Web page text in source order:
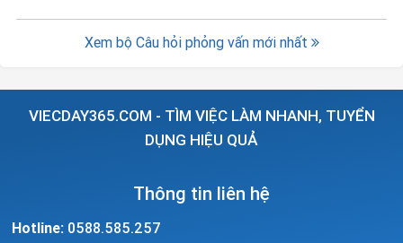
Xem bộ Câu hỏi phỏng vấn mới nhất
VIECDAY365.COM - TÌM VIỆC LÀM NHANH, TUYỂN
DỤNG HIỆU QUẢ
Thông tin liên hệ
Hotline: 0588.585.257